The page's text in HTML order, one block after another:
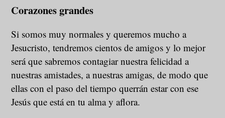
Corazones grandes
Si somos muy normales y queremos mucho a
Jesucristo, tendremos cientos de amigos y lo mejor
será que sabremos contagiar nuestra felicidad a
nuestras amistades, a nuestras amigas, de modo que
ellas con el paso del tiempo querrán estar con ese
Jesús que está en tu alma y aflora.